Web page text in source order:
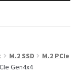
M.2 SSD
M.2 PCIe
Gen4x4